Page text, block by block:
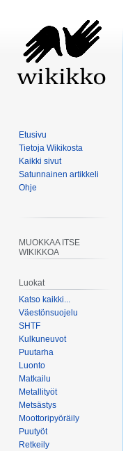
Etusivu
Tietoja Wikikosta
Kaikki sivut
Satunnainen artikkeli
Ohje
MUOKKAA ITSE
WIKIKKOA
Luokat
Katso kaikki...
Väestönsuojelu
SHTF
Kulkuneuvot
Puutarha
Luonto
Matkailu
Metallityöt
Metsästys
Moottoripyöräily
Puutyöt
Retkeily